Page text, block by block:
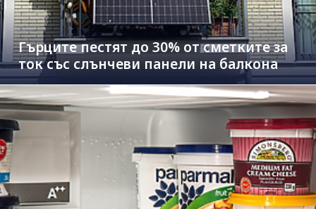
Гърците пестят до 30% от сметките за
ток със слънчеви панели на балкона